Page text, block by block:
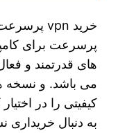
های قدرتمند و
می‌ باشد. و نسخه‌
کیفیتی را در
به دنبال